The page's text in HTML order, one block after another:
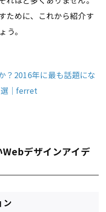
ために、これから紹介す
う。
？2016年に最も話題にな
｜ferret
デザインアイデ
ン